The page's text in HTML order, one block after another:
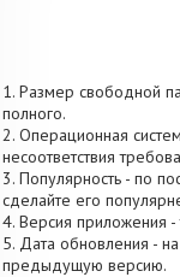
1. Размер свободной
полного.
2. Операционная
несоответствия
3. Популярность - по
сделайте его
4. Версия приложения
5. Дата обновления -
предыдущую версию.